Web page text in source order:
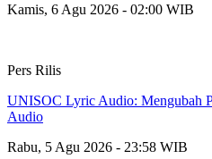
Kamis, 6 Agu 2026 - 02:00 WIB
Pers Rilis
UNISOC Lyric Audio: Mengubah
Audio
Rabu, 5 Agu 2026 - 23:58 WIB